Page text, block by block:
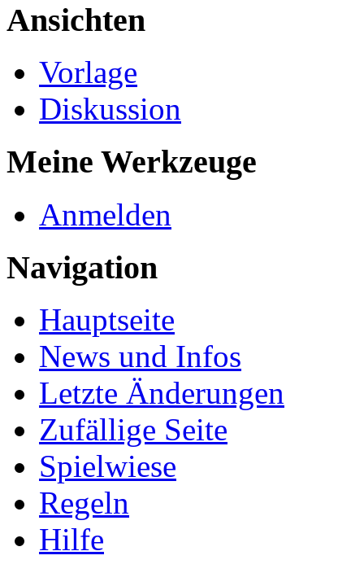
Ansichten
Vorlage
Diskussion
Meine Werkzeuge
Anmelden
Navigation
Hauptseite
News und Infos
Letzte Änderungen
Zufällige Seite
Spielwiese
Regeln
Hilfe